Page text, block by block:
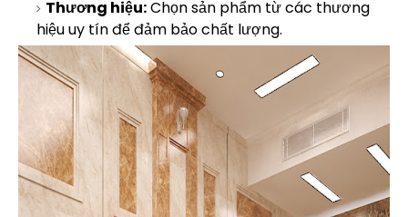
Thương hiệu:Chọn sản phẩm từ các thương
hiệu uy tín để đảm bảo chất lượng.